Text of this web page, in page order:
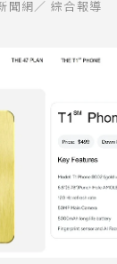
聞網／ 綜合報導